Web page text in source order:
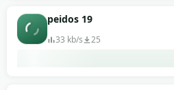
peidos 19
33 kb/s 25